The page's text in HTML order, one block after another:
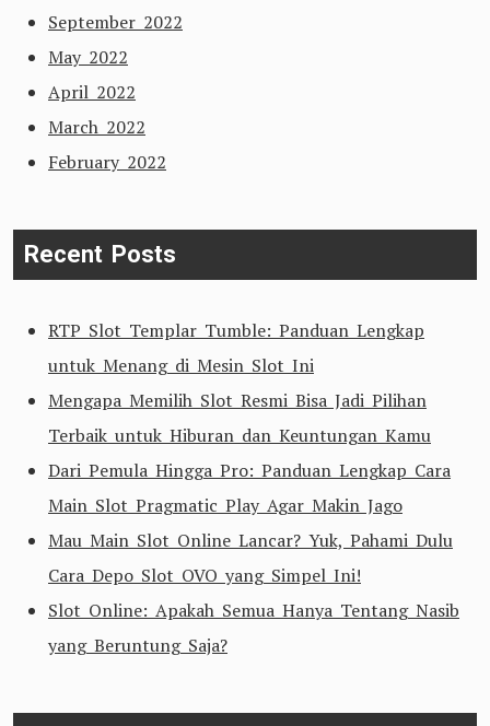
September 2022
May 2022
April 2022
March 2022
February 2022
Recent Posts
RTP Slot Templar Tumble: Panduan Lengkap
untuk Menang di Mesin Slot Ini
Mengapa Memilih Slot Resmi Bisa Jadi Pilihan
Terbaik untuk Hiburan dan Keuntungan Kamu
Dari Pemula Hingga Pro: Panduan Lengkap Cara
Main Slot Pragmatic Play Agar Makin Jago
Mau Main Slot Online Lancar? Yuk, Pahami Dulu
Cara Depo Slot OVO yang Simpel Ini!
Slot Online: Apakah Semua Hanya Tentang Nasib
yang Beruntung Saja?